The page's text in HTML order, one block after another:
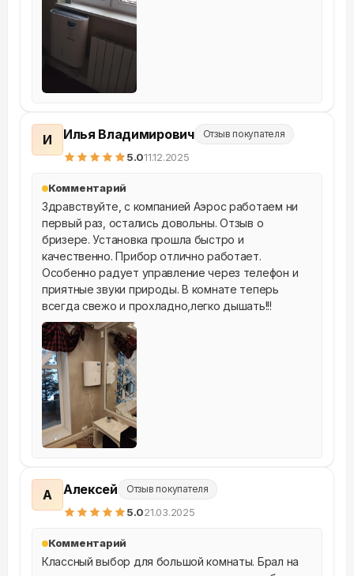
И Илья Владимирович Отзыв покупателя
5.011.12.2025
Комментарий
Здравствуйте, с компанией Аэрос работаем ни
первый раз, остались довольны. Отзыв о
бризере. Установка прошла быстро и
качественно. Прибор отлично работает.
Особенно радует управление через телефон и
приятные звуки природы. В комнате теперь
всегда свежо и прохладно,легко дышать!!!
А Алексей Отзыв покупателя
5.021.03.2025
Комментарий
Классный выбор для большой комнаты. Брал на